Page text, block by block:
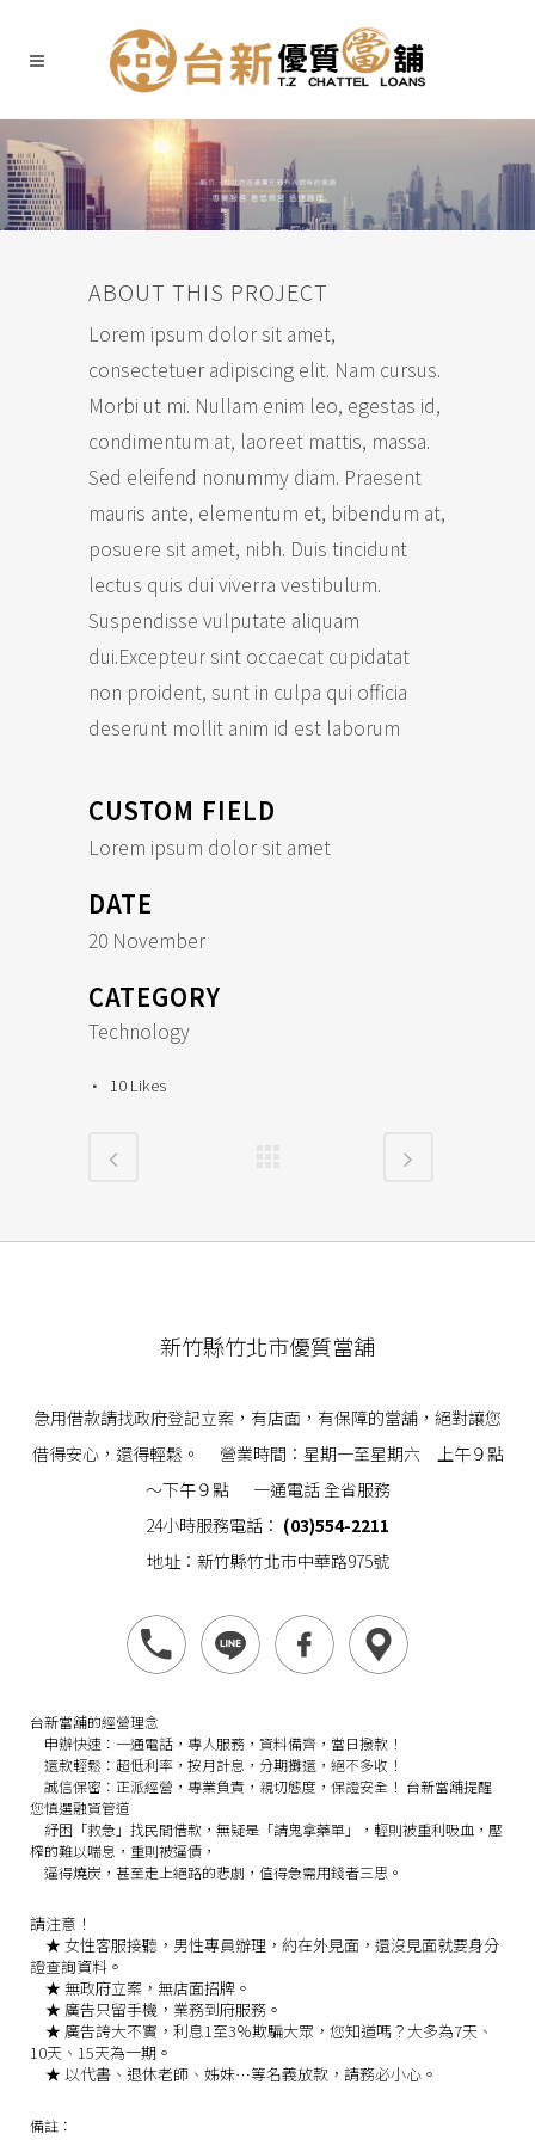
ABOUT THIS PROJECT
Lorem ipsum dolor sit amet,
consectetuer adipiscing elit. Nam cursus.
Morbi ut mi. Nullam enim leo, egestas id,
condimentum at, laoreet mattis, massa.
Sed eleifend nonummy diam. Praesent
mauris ante, elementum et, bibendum at,
posuere sit amet, nibh. Duis tincidunt
lectus quis dui viverra vestibulum.
Suspendisse vulputate aliquam
dui.Excepteur sint occaecat cupidatat
non proident, sunt in culpa qui officia
deserunt mollit anim id est laborum
CUSTOM FIELD
Lorem ipsum dolor sit amet
DATE
20 November
CATEGORY
Technology
10 Likes
新竹縣竹北市優質當舖
急用借款請找政府登記立案，有店面，有保障的當舖，絕對讓您
借得安心，還得輕鬆。 營業時間：星期一至星期六 上午９點
～下午９點 一通電話 全省服務
24小時服務電話： (03)554-2211
地址：新竹縣竹北市中華路975號
台新當舖的經營理念
申辦快速： 一通電話，專人服務，資料備齊，當日撥款！
還款輕鬆： 超低利率，按月計息，分期攤還，絕不多收！
誠信保密： 正派經營，專業負責，親切態度，保證安全！ 台新當舖提醒
您慎選融資管道
紓困「救急」找民間借款，無疑是「請鬼拿藥單」，輕則被重利吸血，壓
榨的難以喘息，重則被逼債，
逼得燒炭，甚至走上絕路的悲劇，值得急需用錢者三思。
請注意！
★女性客服接聽，男性專員辦理，約在外見面，還沒見面就要身分
證查詢資料。
★無政府立案，無店面招牌。
★ 廣告只留手機，業務到府服務。
★ 廣告誇大不實，利息1至3％欺騙大眾，您知道嗎？大多為7天、
10天、15天為一期。
★以代書、退休老師、姊妹…等名義放款，請務必小心。
備註：